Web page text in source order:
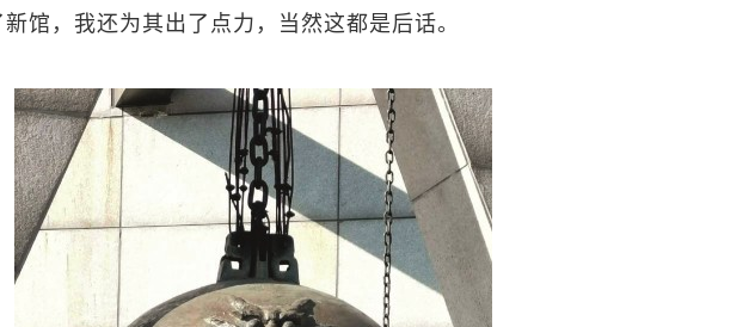
馆，我还为其出了点力，当然这都是后话。